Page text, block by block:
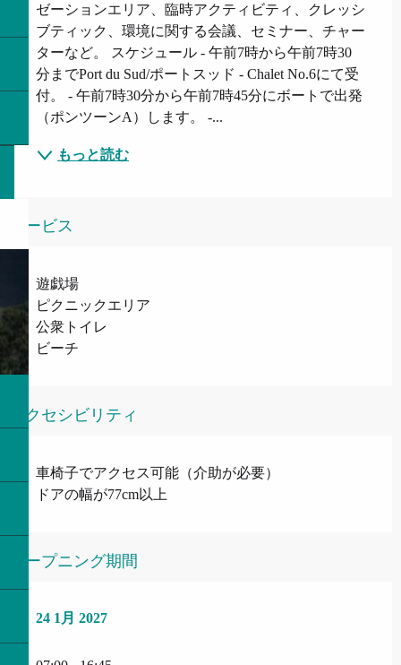
ゼーションエリア、臨時アクティビティ、クレッシ
ブティック、環境に関する会議、セミナー、チャー
ターなど。 スケジュール - 午前7時から午前7時30
分までPort du Sud/ポートスッド - Chalet No.6にて受
付。 - 午前7時30分から午前7時45分にボートで出発
（ポンツーンA）します。 -...
もっと読む
サービス
遊戯場
ピクニックエリア
公衆トイレ
ビーチ
アクセシビリティ
車椅子でアクセス可能（介助が必要）
ドアの幅が77cm以上
オープニング期間
24 1月 2027
24 1月 2027